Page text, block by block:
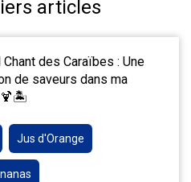
articles
des Caraïbes : Une
de saveurs dans ma
🍹🏝️
Jus d'Orange